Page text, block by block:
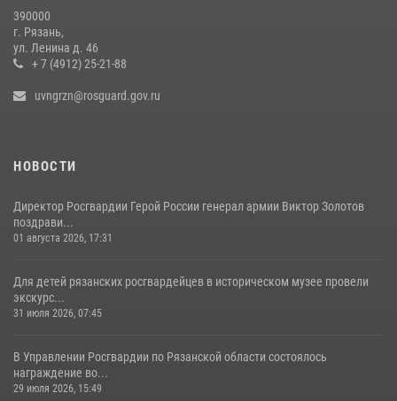
В Управлении Росгвардии по Рязанской области состоялось
награждение военнослужащих государственными наградами
390000
г. Рязань,
ул. Ленина д. 46
+ 7 (4912) 25-21-88
uvngrzn@rosguard.gov.ru
НОВОСТИ
Директор Росгвардии Герой России генерал армии Виктор Золотов
поздрави...
01 августа 2026, 17:31
Для детей рязанских росгвардейцев в историческом музее провели
экскурс...
31 июля 2026, 07:45
В Управлении Росгвардии по Рязанской области состоялось
награждение во...
29 июля 2026, 15:49